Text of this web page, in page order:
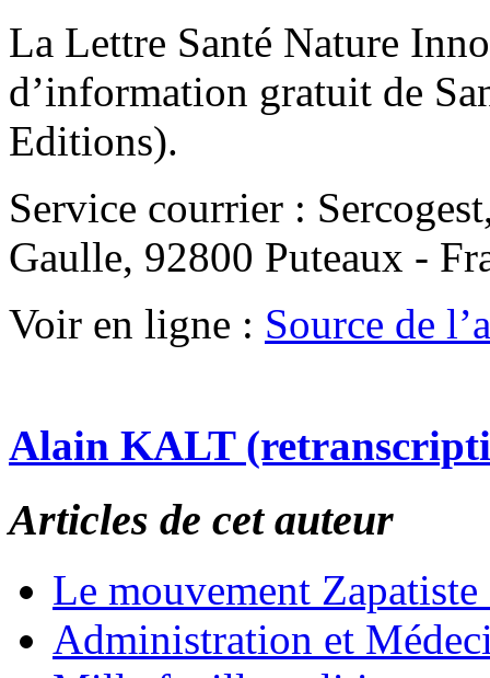
La Lettre Santé Nature
d’information gratuit de
Editions).
Service courrier :
Gaulle, 92800 Puteaux -
Voir en ligne : Source de
Alain KALT
Articles de cet auteur
Le mouvement
Administration et